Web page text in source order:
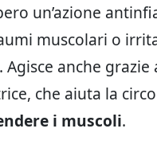
un’azione
muscolari o
anche grazie
che aiuta la
i muscoli.